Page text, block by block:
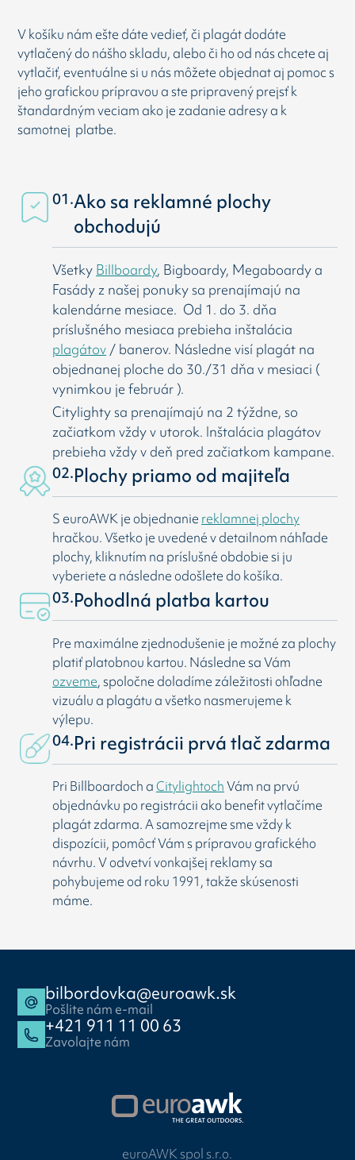
V košíku nám ešte dáte vedieť, či plagát dodáte
vytlačený do nášho skladu, alebo či ho od nás chcete aj
vytlačiť, eventuálne si u nás môžete objednat aj pomoc s
jeho grafickou prípravou a ste pripravený prejsť k
štandardným veciam ako je zadanie adresy a k
samotnej platbe.
01.Ako sa reklamné plochy
obchodujú
Všetky Billboardy, Bigboardy, Megaboardy a
Fasády z našej ponuky sa prenajímajú na
kalendárne mesiace. Od 1. do 3. dňa
príslušného mesiaca prebieha inštalácia
plagátov / banerov. Následne visí plagát na
objednanej ploche do 30./31 dňa v mesiaci (
vynimkou je február ).
Citylighty sa prenajímajú na 2 týždne, so
začiatkom vždy v utorok. Inštalácia plagátov
prebieha vždy v deň pred začiatkom kampane.
02.Plochy priamo od majiteľa
S euroAWK je objednanie reklamnej plochy
hračkou. Všetko je uvedené v detailnom náhľade
plochy, kliknutím na príslušné obdobie si ju
vyberiete a následne odošlete do košíka.
03.Pohodlná platba kartou
Pre maximálne zjednodušenie je možné za plochy
platiť platobnou kartou. Následne sa Vám
ozveme, spoločne doladíme záležitosti ohľadne
vizuálu a plagátu a všetko nasmerujeme k
výlepu.
04.Pri registrácii prvá tlač zdarma
Pri Billboardoch aCitylightochVám na prvú
objednávku po registrácii ako benefit vytlačíme
plagát zdarma. A samozrejme sme vždy k
dispozícii, pomôcť Vám s prípravou grafického
návrhu. V odvetví vonkajšej reklamy sa
pohybujeme od roku 1991, takže skúsenosti
máme.
bilbordovka@euroawk.sk
Pošlite nám e-mail
+421 911 11 00 63
Zavolajte nám
euroAWK spol s.r.o.